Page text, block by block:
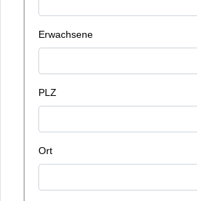
Erwachsene
PLZ
Ort